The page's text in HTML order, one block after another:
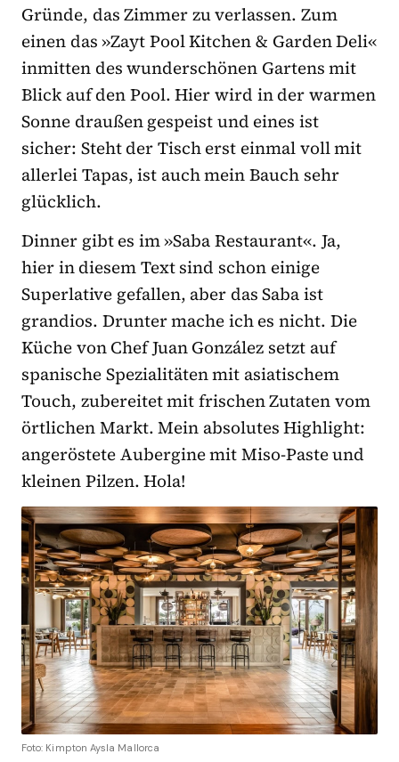
Gründe, das Zimmer zu verlassen. Zum
einen das »Zayt Pool Kitchen & Garden Deli«
inmitten des wunderschönen Gartens mit
Blick auf den Pool. Hier wird in der warmen
Sonne draußen gespeist und eines ist
sicher: Steht der Tisch erst einmal voll mit
allerlei Tapas, ist auch mein Bauch sehr
glücklich.
Dinner gibt es im »Saba Restaurant«. Ja,
hier in diesem Text sind schon einige
Superlative gefallen, aber das Saba ist
grandios. Drunter mache ich es nicht. Die
Küche von Chef Juan González setzt auf
spanische Spezialitäten mit asiatischem
Touch, zubereitet mit frischen Zutaten vom
örtlichen Markt. Mein absolutes Highlight:
angeröstete Aubergine mit Miso-Paste und
kleinen Pilzen. Hola!
Foto: Kimpton Aysla Mallorca